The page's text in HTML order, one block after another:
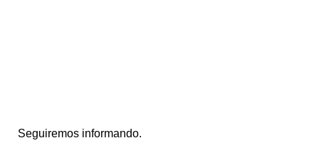
Seguiremos informando.